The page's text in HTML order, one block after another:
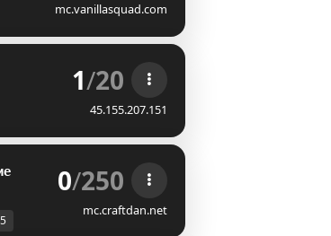
mc.vanillasquad.com
1/20
45.155.207.151
0/250
mc.craftdan.net